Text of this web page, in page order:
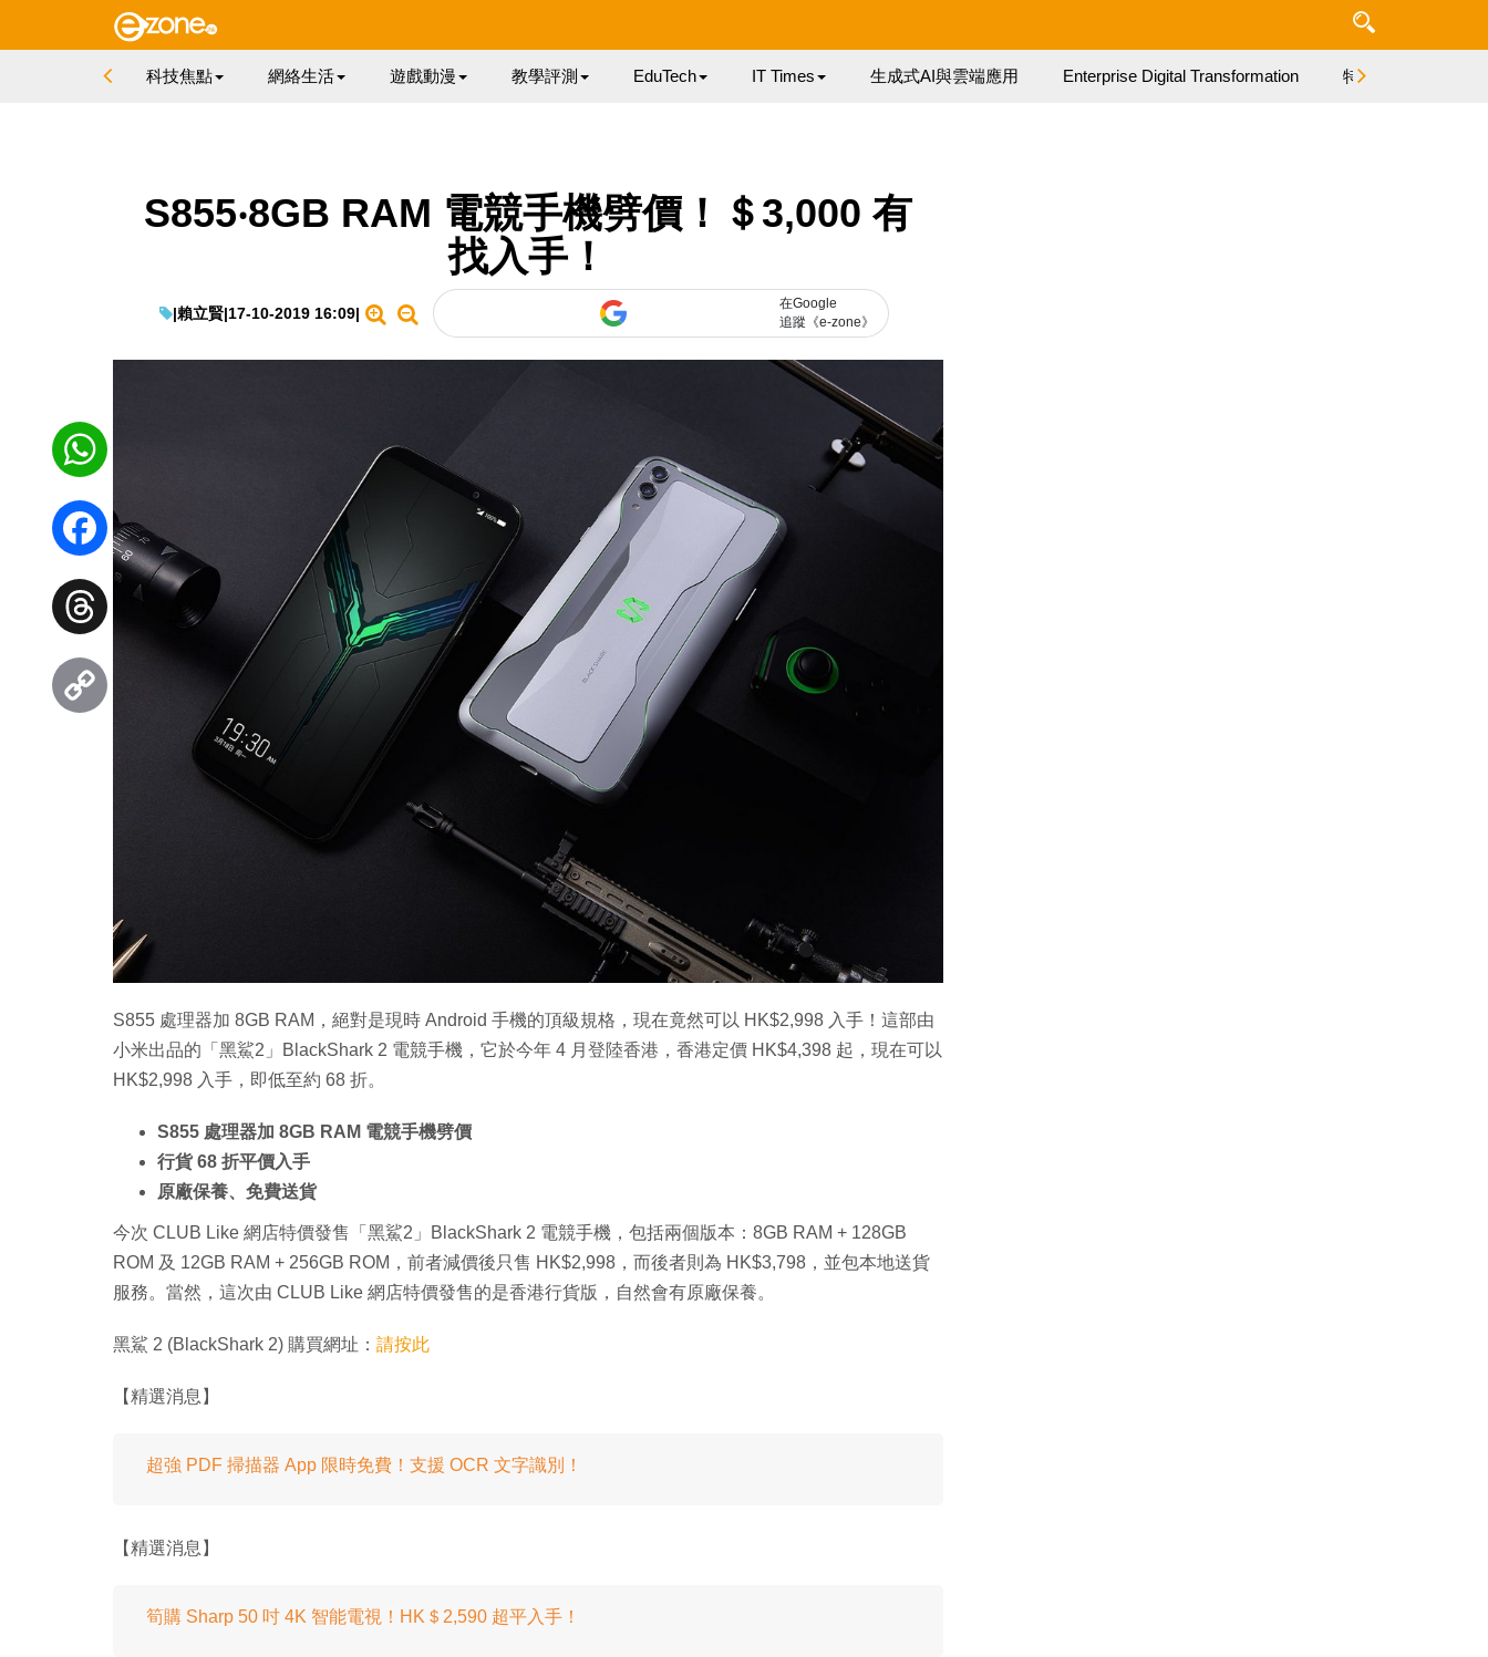
科技焦點 網絡生活 遊戲動漫 教學評測 EduTech IT Times 生成式AI與雲端應用 Enterprise Digital Transformation 特集
S855‧8GB RAM 電競手機劈價！＄3,000 有
找入手！
|賴立賢|17-10-2019 16:09|
在Google
追蹤《e-zone》
S855 處理器加 8GB RAM，絕對是現時 Android 手機的頂級規格，現在竟然可以 HK$2,998 入手！這部由
小米出品的「黑鯊2」BlackShark 2 電競手機，它於今年 4 月登陸香港，香港定價 HK$4,398 起，現在可以
HK$2,998 入手，即低至約 68 折。
S855 處理器加 8GB RAM 電競手機劈價
行貨 68 折平價入手
原廠保養、免費送貨
今次 CLUB Like 網店特價發售「黑鯊2」BlackShark 2 電競手機，包括兩個版本：8GB RAM + 128GB
ROM 及 12GB RAM + 256GB ROM，前者減價後只售 HK$2,998，而後者則為 HK$3,798，並包本地送貨
服務。當然，這次由 CLUB Like 網店特價發售的是香港行貨版，自然會有原廠保養。
黑鯊 2 (BlackShark 2) 購買網址： 請按此
【精選消息】
超強 PDF 掃描器 App 限時免費！支援 OCR 文字識別！
【精選消息】
筍購 Sharp 50 吋 4K 智能電視！HK＄2,590 超平入手！
WhatsApp
Facebook
Threads